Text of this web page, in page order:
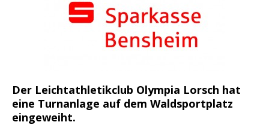
Der Leichtathletikclub Olympia Lorsch hat
eine Turnanlage auf dem Waldsportplatz
eingeweiht.